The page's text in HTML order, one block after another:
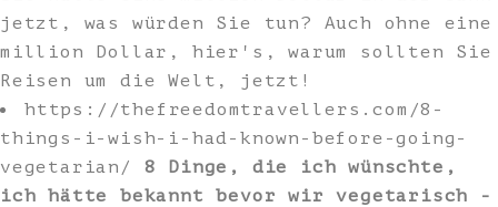
jetzt, was würden Sie tun? Auch ohne eine
million Dollar, hier's, warum sollten Sie
Reisen um die Welt, jetzt!
https://thefreedomtravellers.com/8-
things-i-wish-i-had-known-before-going-
vegetarian/ 8 Dinge, die ich wünschte,
ich hätte bekannt bevor wir vegetarisch -